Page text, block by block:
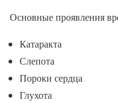
Основные проявления
Катаракта
Слепота
Пороки сердца
Глухота